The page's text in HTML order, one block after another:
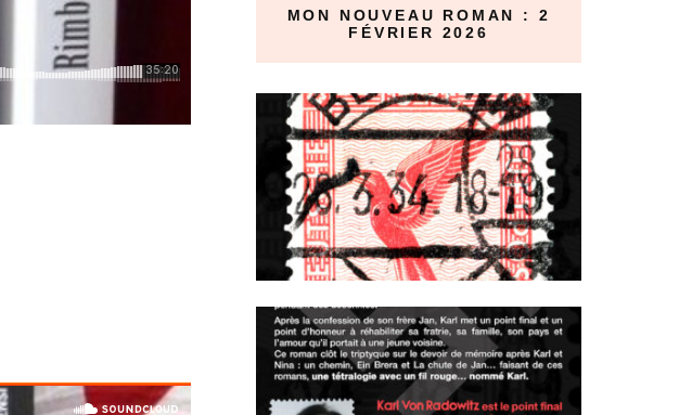
MON NOUVEAU ROMAN : 2
FÉVRIER 2026